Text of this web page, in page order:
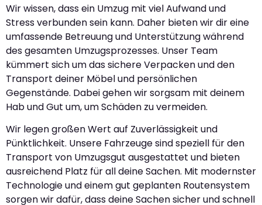
Wir wissen, dass ein Umzug mit viel Aufwand und
Stress verbunden sein kann. Daher bieten wir dir eine
umfassende Betreuung und Unterstützung während
des gesamten Umzugsprozesses. Unser Team
kümmert sich um das sichere Verpacken und den
Transport deiner Möbel und persönlichen
Gegenstände. Dabei gehen wir sorgsam mit deinem
Hab und Gut um, um Schäden zu vermeiden.
Wir legen großen Wert auf Zuverlässigkeit und
Pünktlichkeit. Unsere Fahrzeuge sind speziell für den
Transport von Umzugsgut ausgestattet und bieten
ausreichend Platz für all deine Sachen. Mit modernster
Technologie und einem gut geplanten Routensystem
sorgen wir dafür, dass deine Sachen sicher und schnell